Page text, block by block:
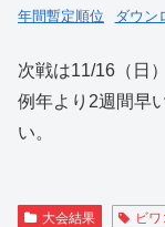
年間暫定順位 ダウン
次戦は11/16（日
例年より2週間早
い。
大会結果 ビ